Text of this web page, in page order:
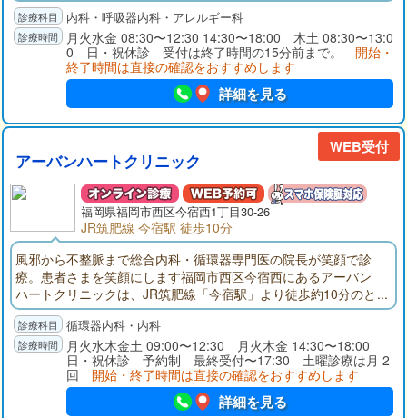
す。キッズスペースもありますので、お子様連れでもお気軽に
ご来院下さい。
内科・呼吸器内科・アレルギー科
月火水金 08:30〜12:30 14:30〜18:00 木土 08:30〜13:0
0 日・祝休診 受付は終了時間の15分前まで。 開始・
終了時間は直接の確認をおすすめします
詳細を見る
WEB受付
アーバンハートクリニック
福岡県福岡市西区今宿西1丁目30-26
JR筑肥線 今宿駅 徒歩10分
風邪から不整脈まで総合内科・循環器専門医の院長が笑顔で診
療。患者さまを笑顔にします福岡市西区今宿西にあるアーバン
ハートクリニックは、JR筑肥線「今宿駅」より徒歩約10分のと
ころにあります。お車でお越しの方は、駐車場を15台分ご用意
しております。こちらのクリニックでは、内科・循環器内科の
診療をされております。院長は「日本内科学会認定 総合内科専
門医」と「日本循環器学会認定 循環器専門医」ですので、生活
習慣病に関する予防の大切さをお伝えしています。また、睡眠
時無呼吸症候群の精密検査では、お忙しい方でも受けられるよ
う21：00までにご来院、翌日の朝6時に終了するなど、お仕事に
循環器内科・内科
月火水木金土 09:00〜12:30 月火木金 14:30〜18:00
日・祝休診 予約制 最終受付〜17:30 土曜診療は月 2
回 開始・終了時間は直接の確認をおすすめします
詳細を見る